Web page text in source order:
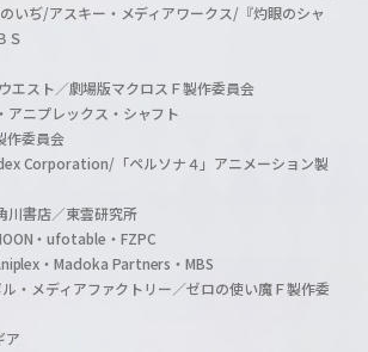
いぢ/アスキー・メディアワークス/『灼眼のシャ
Ｓ
エスト／劇場版マクロスＦ製作委員会
ニプレックス・シャフト
作委員会
Corporation/「ペルソナ４」アニメーション製
川書店／東雲研究所
・ufotable・FZPC
・Madoka Partners・MBS
・メディアファクトリー／ゼロの使い魔Ｆ製作委
ア